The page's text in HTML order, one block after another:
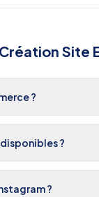
Création Site
?
?
?